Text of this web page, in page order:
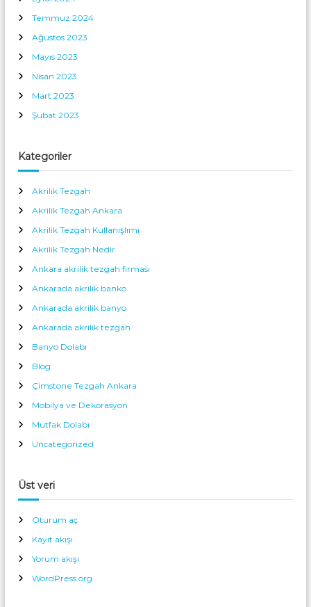
Temmuz 2024
Ağustos 2023
Mayıs 2023
Nisan 2023
Mart 2023
Şubat 2023
Kategoriler
Akrilik Tezgah
Akrilik Tezgah Ankara
Akrilik Tezgah Kullanışlımı
Akrilik Tezgah Nedir
Ankara akrilik tezgah firması
Ankarada akrilik banko
Ankarada akrilik banyo
Ankarada akrilik tezgah
Banyo Dolabı
Blog
Çimstone Tezgah Ankara
Mobilya ve Dekorasyon
Mutfak Dolabı
Uncategorized
Üst veri
Oturum aç
Kayıt akışı
Yorum akışı
WordPress.org